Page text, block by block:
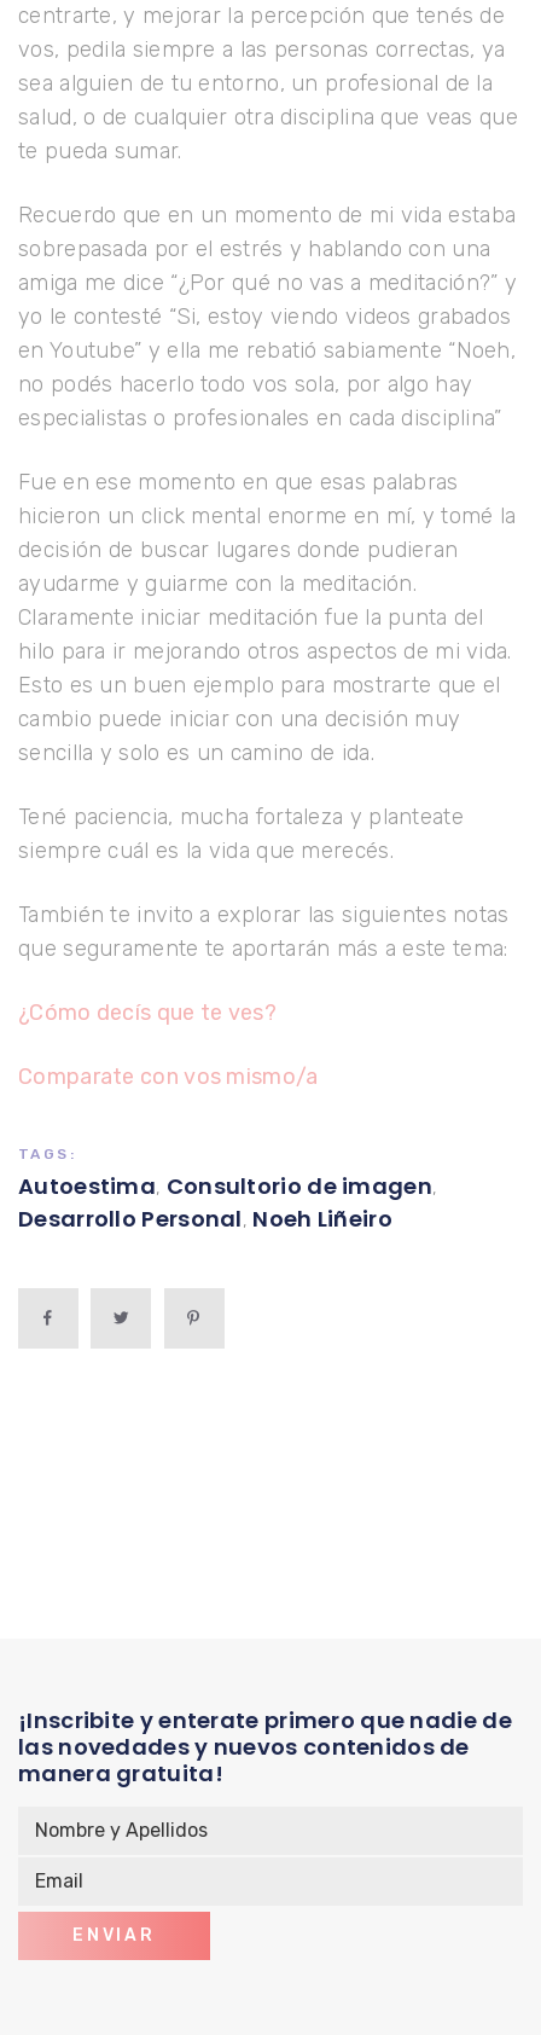
centrarte, y mejorar la percepción que tenés de
vos, pedila siempre a las personas correctas, ya
sea alguien de tu entorno, un profesional de la
salud, o de cualquier otra disciplina que veas que
te pueda sumar.
Recuerdo que en un momento de mi vida estaba
sobrepasada por el estrés y hablando con una
amiga me dice “¿Por qué no vas a meditación?” y
yo le contesté “Si, estoy viendo videos grabados
en Youtube” y ella me rebatió sabiamente “Noeh,
no podés hacerlo todo vos sola, por algo hay
especialistas o profesionales en cada disciplina”
Fue en ese momento en que esas palabras
hicieron un click mental enorme en mí, y tomé la
decisión de buscar lugares donde pudieran
ayudarme y guiarme con la meditación.
Claramente iniciar meditación fue la punta del
hilo para ir mejorando otros aspectos de mi vida.
Esto es un buen ejemplo para mostrarte que el
cambio puede iniciar con una decisión muy
sencilla y solo es un camino de ida.
Tené paciencia, mucha fortaleza y planteate
siempre cuál es la vida que merecés.
También te invito a explorar las siguientes notas
que seguramente te aportarán más a este tema:
¿Cómo decís que te ves?
Comparate con vos mismo/a
TAGS:
Autoestima, Consultorio de imagen,
Desarrollo Personal, Noeh Liñeiro
¡Inscribite y enterate primero que nadie de
las novedades y nuevos contenidos de
manera gratuita!